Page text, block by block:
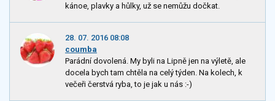
kánoe, plavky a hůlky, už se nemůžu dočkat.
28. 07. 2016 08:08
coumba
Parádní dovolená. My byli na Lipně jen na výletě, ale
docela bych tam chtěla na celý týden. Na kolech, k
večeři čerstvá ryba, to je jak u nás :-)